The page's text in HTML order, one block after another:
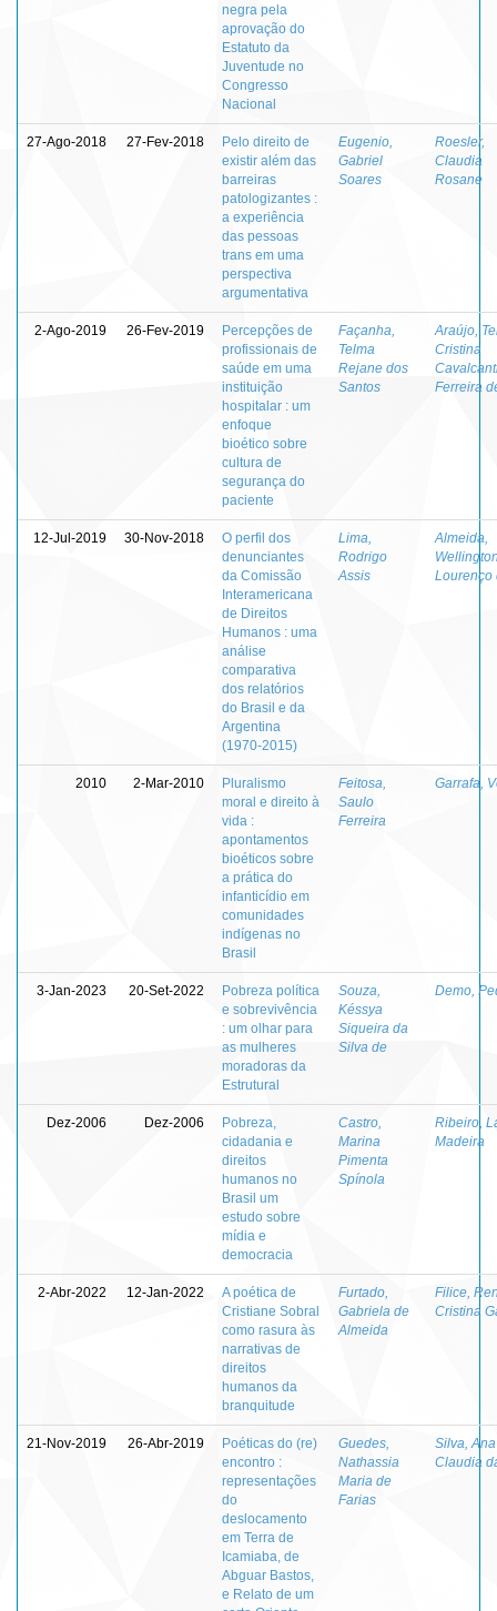
negra pela
aprovação do
Estatuto da
Juventude no
Congresso
Nacional
27-Ago-2018 27-Fev-2018
Pelo direito de
existir além das
barreiras
patologizantes :
a experiência
das pessoas
trans em uma
perspectiva
argumentativa
Eugenio,
Gabriel
Soares
Roesler,
Claudia
Rosane
2-Ago-2019 26-Fev-2019
Percepções de
profissionais de
saúde em uma
instituição
hospitalar : um
enfoque
bioético sobre
cultura de
segurança do
paciente
Façanha,
Telma
Rejane dos
Santos
Araújo,
Cristina
Ferreira
12-Jul-2019 30-Nov-2018
O perfil dos
denunciantes
da Comissão
Interamericana
de Direitos
Humanos : uma
análise
comparativa
dos relatórios
do Brasil e da
Argentina
(1970-2015)
Lima,
Rodrigo
Assis
Almeida,
Lourenço
2010 2-Mar-2010
Pluralismo
moral e direito à
vida :
apontamentos
bioéticos sobre
a prática do
infanticídio em
comunidades
indígenas no
Brasil
Feitosa,
Saulo
Ferreira
Garrafa,
3-Jan-2023 20-Set-2022
Pobreza política
e sobrevivência
: um olhar para
as mulheres
moradoras da
Estrutural
Souza,
Késsya
Siqueira da
Silva de
Demo,
Dez-2006 Dez-2006
Pobreza,
cidadania e
direitos
humanos no
Brasil um
estudo sobre
mídia e
democracia
Castro,
Marina
Pimenta
Spínola
Ribeiro,
Madeira
2-Abr-2022 12-Jan-2022
A poética de
Cristiane Sobral
como rasura às
narrativas de
direitos
humanos da
branquitude
Furtado,
Gabriela de
Almeida
Filice,
Cristina
21-Nov-2019 26-Abr-2019
Poéticas do (re)
encontro :
representações
do
deslocamento
em Terra de
Icamiaba, de
Abguar Bastos,
e Relato de um
Guedes,
Nathassia
Maria de
Farias
Silva, Ana
Claudia